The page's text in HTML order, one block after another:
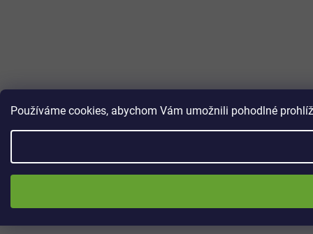
Používáme cookies, abychom Vám umožnili pohodlné